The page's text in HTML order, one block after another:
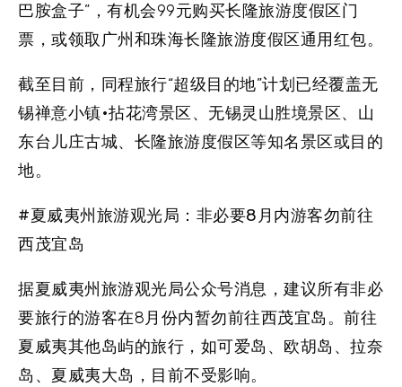
巴胺盒子”，有机会99元购买长隆旅游度假区门
票，或领取广州和珠海长隆旅游度假区通用红包。
截至目前，同程旅行“超级目的地”计划已经覆盖无
锡禅意小镇•拈花湾景区、无锡灵山胜境景区、山
东台儿庄古城、长隆旅游度假区等知名景区或目的
地。
#夏威夷州旅游观光局：非必要8月内游客勿前往
西茂宜岛
据夏威夷州旅游观光局公众号消息，建议所有非必
要旅行的游客在8月份内暂勿前往西茂宜岛。前往
夏威夷其他岛屿的旅行，如可爱岛、欧胡岛、拉奈
岛、夏威夷大岛，目前不受影响。